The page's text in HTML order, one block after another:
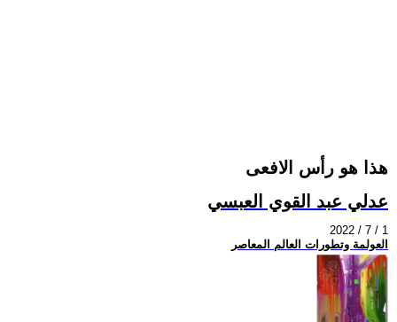
هذا هو رأس الافعى
عدلي عبد القوي العبسي
2022 / 7 / 1
العولمة وتطورات العالم المعاصر